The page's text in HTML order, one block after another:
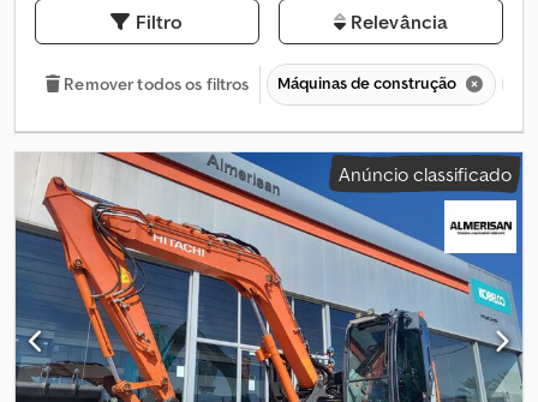
Filtro Relevância
Remover todos os filtros Máquinas de construção
Anúncio classificado